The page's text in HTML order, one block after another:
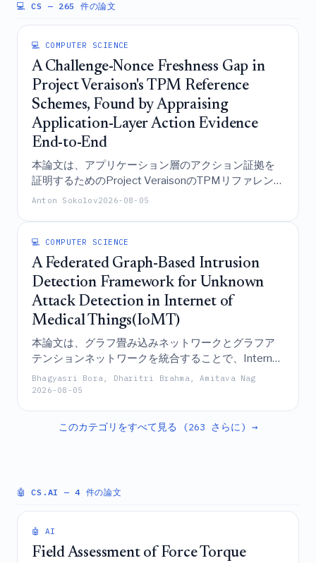
💻 CS — 265 件の論文
💻 COMPUTER SCIENCE
A Challenge-Nonce Freshness Gap in
Project Veraison's TPM Reference
Schemes, Found by Appraising
Application-Layer Action Evidence
End-to-End
本論文は、アプリケーション層のアクション証拠を
証明するためのProject VeraisonのTPMリファレンス
スキームに関するエンドツーエンドの検証を提示
ンジ・ノンスの鮮度に関する脆弱性を明らかにし、
修正したものである。
Anton Sokolov2026-08-05
💻 COMPUTER SCIENCE
A Federated Graph-Based Intrusion
Detection Framework for Unknown
Attack Detection in Internet of
Medical Things(IoMT)
本論文は、グラフ畳み込みネットワークとグラフア
テンションネットワークを統合することで、Internet
of Medical Things（IoMT）環境における既知および
未知のサイバー攻撃を効果的に検出し、機密性の高
を通じて高い精度を達成する、プライバシー保護型
の連合グラフベース侵入検知フレームワークを提案
Bhagyasri Bora, Dharitri Brahma, Amitava Nag
2026-08-05
このカテゴリをすべて見る (263 さらに) →
🤖 CS.AI — 4 件の論文
🤖 AI
Field Assessment of Force Torque